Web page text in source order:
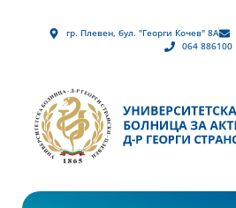
гр. Плевен, бул. "Георги Кочев" 8А
064 886100